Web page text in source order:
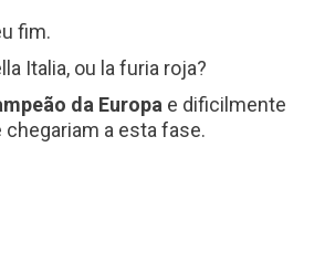
fim.
Italia, ou la furia roja?
da Europa e dificilmente
a esta fase.